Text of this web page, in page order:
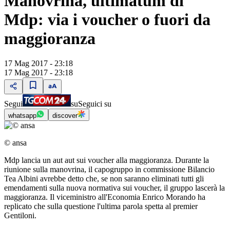
Mdp: via i voucher o fuori da
maggioranza
17 Mag 2017 - 23:18
17 Mag 2017 - 23:18
Segui suSeguici su
whatsapp discover
© ansa
Mdp lancia un aut aut sui voucher alla maggioranza. Durante la
riunione sulla manovrina, il capogruppo in commissione Bilancio
Tea Albini avrebbe detto che, se non saranno eliminati tutti gli
emendamenti sulla nuova normativa sui voucher, il gruppo lascerà la
maggioranza. Il viceministro all'Economia Enrico Morando ha
replicato che sulla questione l'ultima parola spetta al premier
Gentiloni.